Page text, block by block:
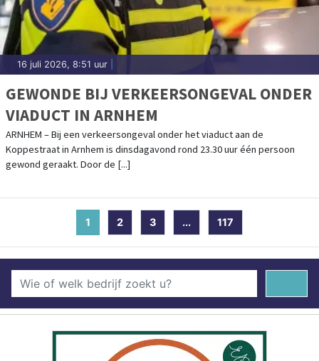
16 juli 2026, 8:51 uur
GEWONDE BIJ VERKEERSONGEVAL ONDER
VIADUCT IN ARNHEM
ARNHEM – Bij een verkeersongeval onder het viaduct aan de
Koppestraat in Arnhem is dinsdagavond rond 23.30 uur één persoon
gewond geraakt. Door de [...]
1 (current)
2 3 ... 117